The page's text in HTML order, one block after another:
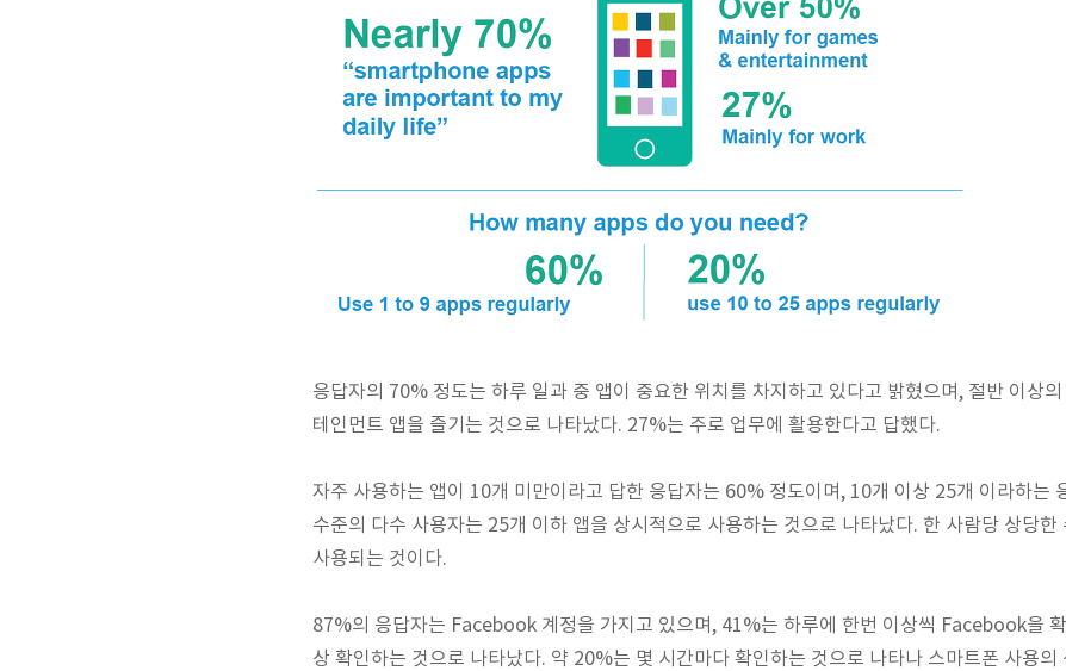
응답자의 70% 정도는 하루 일과 중 앱이 중요한 위치를 차지하고 있다고 밝혔으며, 절반 이상
테인먼트 앱을 즐기는 것으로 나타났다. 27%는 주로 업무에 활용한다고 답했다.
자주 사용하는 앱이 10개 미만이라고 답한 응답자는 60% 정도이며, 10개 이상 25개 이라하는
수준의 다수 사용자는 25개 이하 앱을 상시적으로 사용하는 것으로 나타났다. 한 사람당 상당한
사용되는 것이다.
87%의 응답자는 Facebook 계정을 가지고 있으며, 41%는 하루에 한번 이상씩 Facebook을
상 확인하는 것으로 나타났다. 약 20%는 몇 시간마다 확인하는 것으로 나타나 스마트폰 사용의